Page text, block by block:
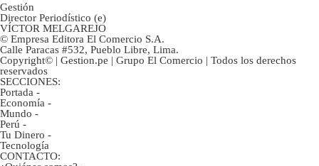
Gestión
Director Periodístico (e)
VÍCTOR MELGAREJO
© Empresa Editora El Comercio S.A.
Calle Paracas #532, Pueblo Libre, Lima.
Copyright© | Gestion.pe | Grupo El Comercio | Todos los derechos
reservados
SECCIONES:
Portada -
Economía -
Mundo -
Perú -
Tu Dinero -
Tecnología
CONTACTO: